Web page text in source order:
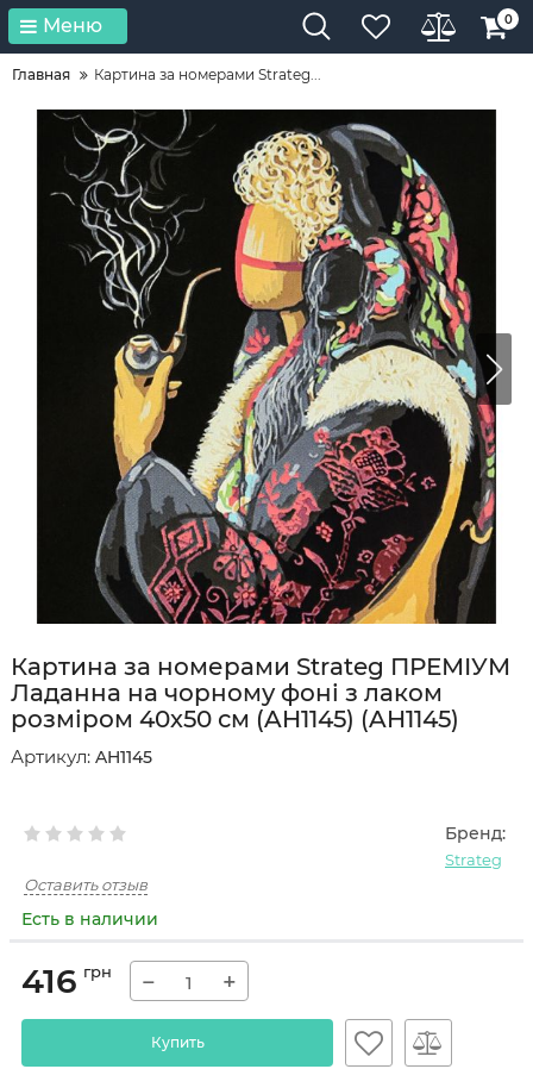
Меню 0
Главная Картина за номерами Strateg...
Картина за номерами Strateg ПРЕМІУМ
Ладанна на чорному фоні з лаком
розміром 40х50 см (AH1145) (AH1145)
Артикул: AH1145
Бренд:
Strateg
Оставить отзыв
Есть в наличии
416 грн − +
Купить